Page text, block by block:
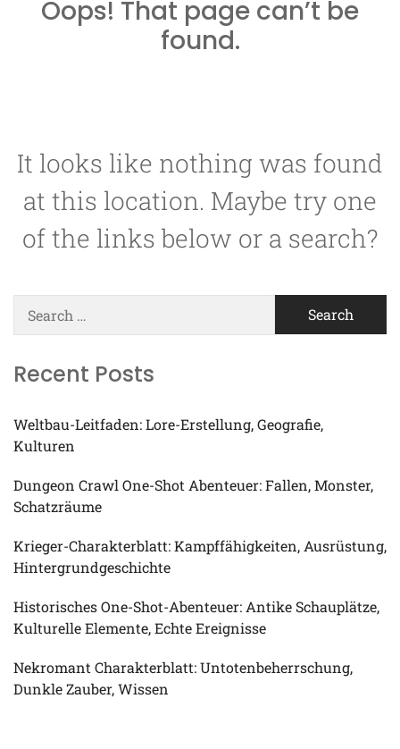
Oops! That page can’t be
found.
It looks like nothing was found
at this location. Maybe try one
of the links below or a search?
for:
Recent Posts
Weltbau-Leitfaden: Lore-Erstellung, Geografie,
Kulturen
Dungeon Crawl One-Shot Abenteuer: Fallen, Monster,
Schatzräume
Krieger-Charakterblatt: Kampffähigkeiten, Ausrüstung,
Hintergrundgeschichte
Historisches One-Shot-Abenteuer: Antike Schauplätze,
Kulturelle Elemente, Echte Ereignisse
Nekromant Charakterblatt: Untotenbeherrschung,
Dunkle Zauber, Wissen